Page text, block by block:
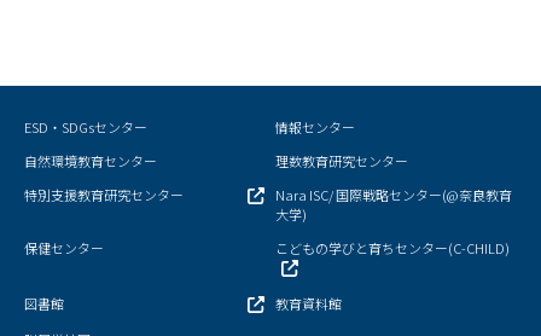
特別支援教育研究センター
Nara ISC/ 国際戦略センター
こどもの学びと育ちセンター(C-CHILD)
ESD・SDGsセンター
情報センター
自然環境教育センター
理数教育研究センター
特別支援教育研究センター
Nara ISC/ 国際戦略センター(@奈良教育
大学)
保健センター
こどもの学びと育ちセンター(C-CHILD)
図書館
教育資料館